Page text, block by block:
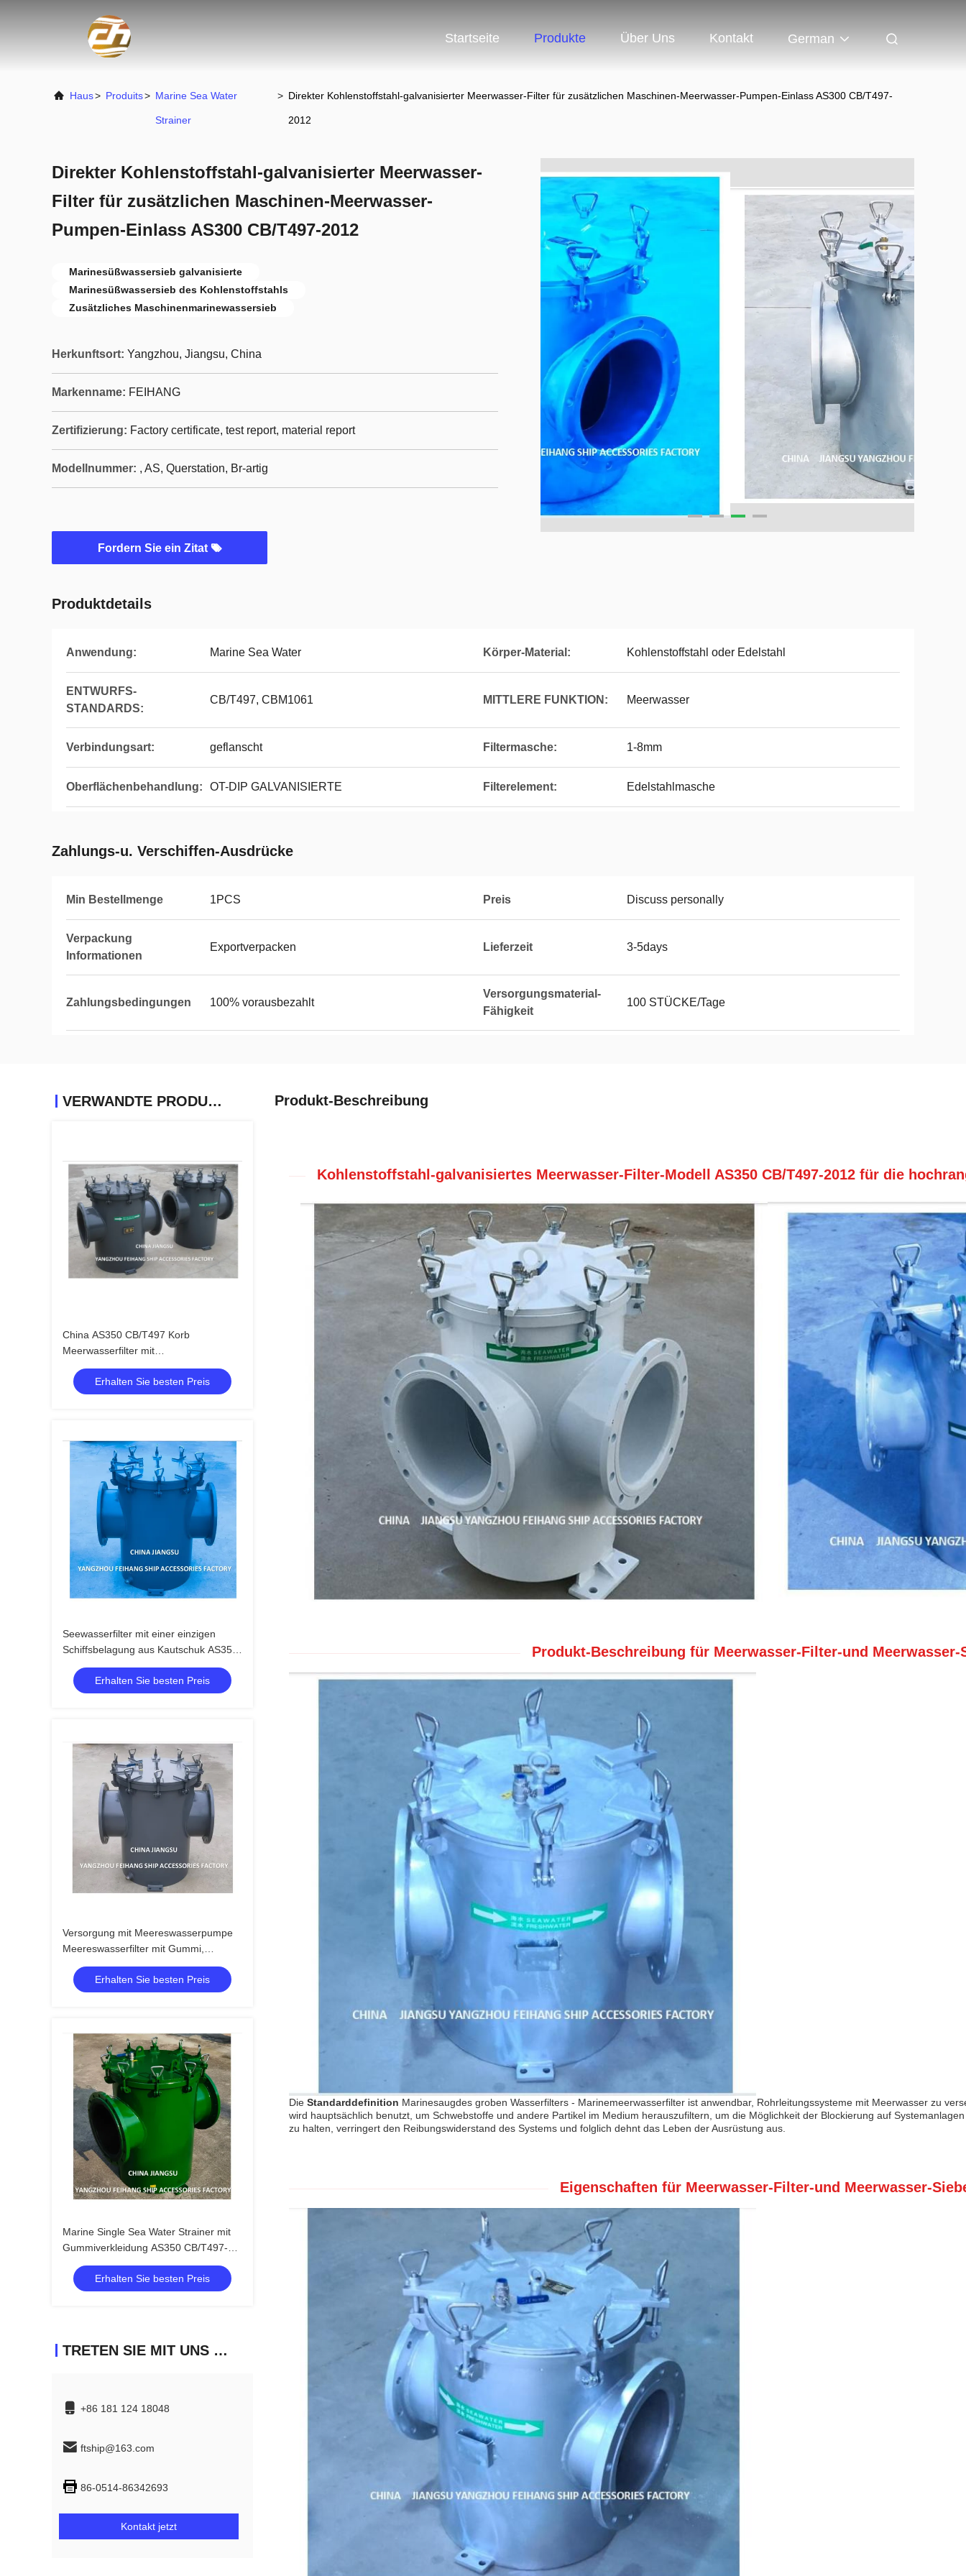
Startseite Produkte Über Uns Kontakt German
Haus> Produits> Marine Sea Water
Strainer
> Direkter Kohlenstoffstahl-galvanisierter Meerwasser-Filter für zusätzlichen Maschinen-Meerwasser-Pumpen-Einlass AS300 CB/T497-
2012
Direkter Kohlenstoffstahl-galvanisierter Meerwasser-
Filter für zusätzlichen Maschinen-Meerwasser-
Pumpen-Einlass AS300 CB/T497-2012
Marinesüßwassersieb galvanisierte
Marinesüßwassersieb des Kohlenstoffstahls
Zusätzliches Maschinenmarinewassersieb
Herkunftsort: Yangzhou, Jiangsu, China
Markenname: FEIHANG
Zertifizierung: Factory certificate, test report, material report
Modellnummer: , AS, Querstation, Br-artig
Fordern Sie ein Zitat
Produktdetails
Anwendung: Marine Sea Water Körper-Material: Kohlenstoffstahl oder Edelstahl
ENTWURFS-
STANDARDS:
CB/T497, CBM1061 MITTLERE FUNKTION: Meerwasser
Verbindungsart: geflanscht Filtermasche: 1-8mm
Oberflächenbehandlung: OT-DIP GALVANISIERTE Filterelement: Edelstahlmasche
Zahlungs-u. Verschiffen-Ausdrücke
Min Bestellmenge 1PCS Preis Discuss personally
Verpackung
Informationen
Exportverpacken Lieferzeit 3-5days
Zahlungsbedingungen 100% vorausbezahlt
Versorgungsmaterial-
Fähigkeit
100 STÜCKE/Tage
VERWANDTE PRODUKTE
China AS350 CB/T497 Korb
Meerwasserfilter mit
Gummiverkleidung Lieferant - Feihang
Marine
Erhalten Sie besten Preis
Seewasserfilter mit einer einzigen
Schiffsbelagung aus Kautschuk AS350
CB/T497-2012 Seewasserfilter mit
einer einzigen Schiffsbelagung aus
Kautschuk
Erhalten Sie besten Preis
Versorgung mit Meereswasserpumpe
Meereswasserfilter mit Gummi,
Inhalationsfilter AS350 CB/T 497-94 -
Feihang Marine
Erhalten Sie besten Preis
Marine Single Sea Water Strainer mit
Gummiverkleidung AS350 CB/T497-94
-FEIHANG MARINE
Erhalten Sie besten Preis
TRETEN SIE MIT UNS IN VERBINDUNG
+86 181 124 18048
ftship@163.com
86-0514-86342693
Kontakt jetzt
Produkt-Beschreibung
Kohlenstoffstahl-galvanisiertes Meerwasser-Filter-Modell AS350 CB/T497-2012 für die
Produkt-Beschreibung für Meerwasser-Filter-und Meerwasser-
Die Standarddefinition Marinesaugdes groben Wasserfilters - Marinemeerwasserfilter ist anwendbar, Rohrleitungssysteme mit Meerwasser zu
wird hauptsächlich benutzt, um Schwebstoffe und andere Partikel im Medium herauszufiltern, um die Möglichkeit der Blockierung auf
zu halten, verringert den Reibungswiderstand des Systems und folglich dehnt das Leben der Ausrüstung aus.
Eigenschaften für Meerwasser-Filter-und Meerwasser-